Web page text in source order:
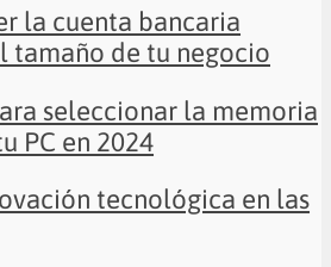
la cuenta bancaria
tamaño de tu negocio
seleccionar la memoria
PC en 2024
tecnológica en las